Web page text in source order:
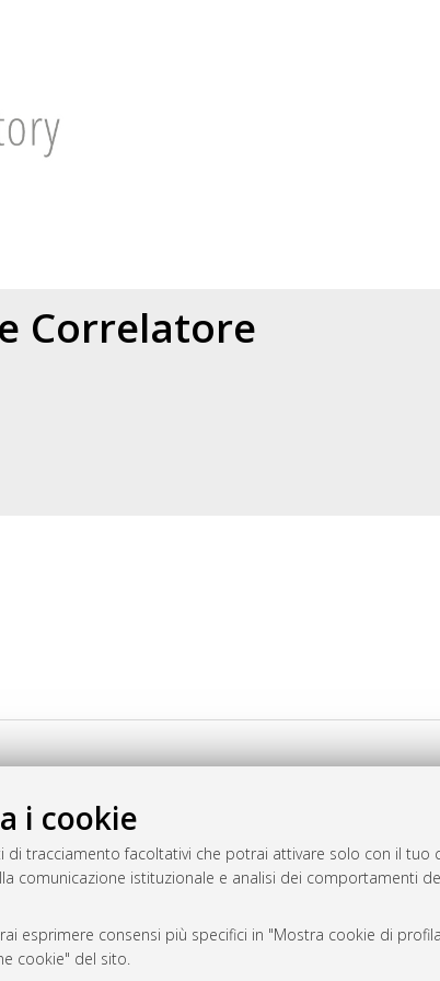
i cookie
tracciamento facoltativi che potrai attivare solo con il tuo
comunicazione istituzionale e analisi dei comportamenti
esprimere consensi più specifici in "Mostra cookie di
cookie" del sito.
Correlatore